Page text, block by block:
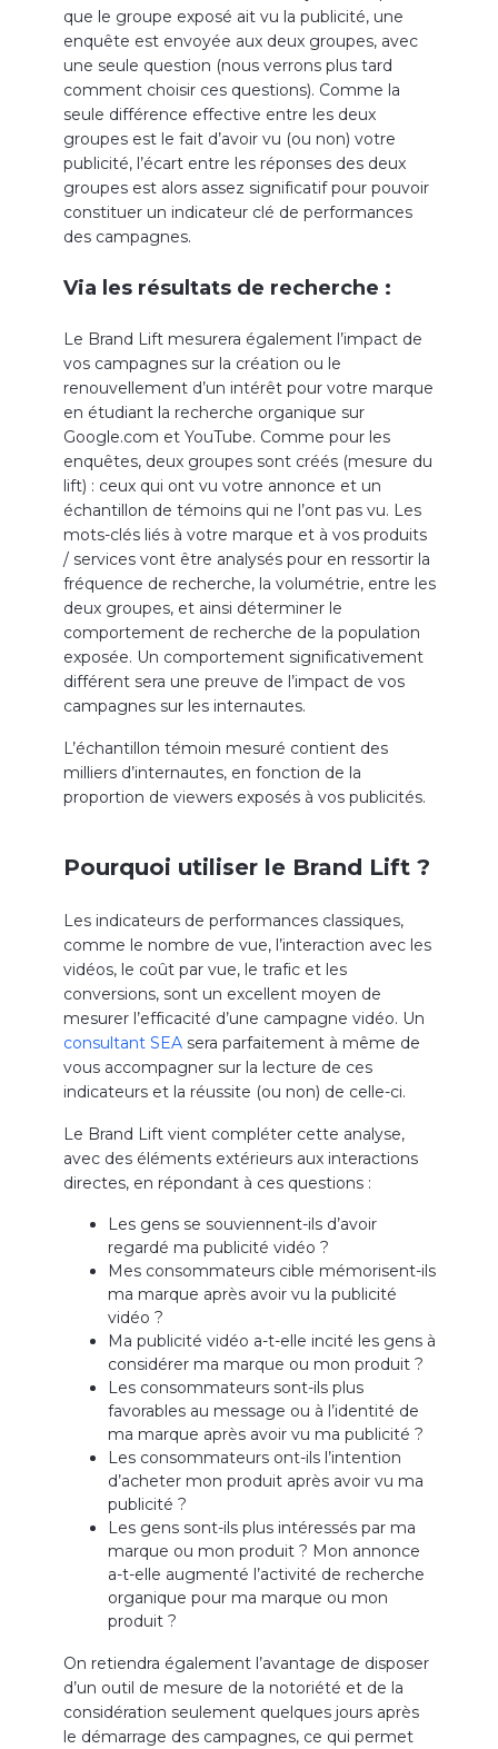
que le groupe exposé ait vu la publicité, une
enquête est envoyée aux deux groupes, avec
une seule question (nous verrons plus tard
comment choisir ces questions). Comme la
seule différence effective entre les deux
groupes est le fait d’avoir vu (ou non) votre
publicité, l’écart entre les réponses des deux
groupes est alors assez significatif pour pouvoir
constituer un indicateur clé de performances
des campagnes.
Via les résultats de recherche :
Le Brand Lift mesurera également l’impact de
vos campagnes sur la création ou le
renouvellement d’un intérêt pour votre marque
en étudiant la recherche organique sur
Google.com et YouTube. Comme pour les
enquêtes, deux groupes sont créés (mesure du
lift) : ceux qui ont vu votre annonce et un
échantillon de témoins qui ne l’ont pas vu. Les
mots-clés liés à votre marque et à vos produits
/ services vont être analysés pour en ressortir la
fréquence de recherche, la volumétrie, entre les
deux groupes, et ainsi déterminer le
comportement de recherche de la population
exposée. Un comportement significativement
différent sera une preuve de l’impact de vos
campagnes sur les internautes.
L’échantillon témoin mesuré contient des
milliers d’internautes, en fonction de la
proportion de viewers exposés à vos publicités.
Pourquoi utiliser le Brand Lift ?
Les indicateurs de performances classiques,
comme le nombre de vue, l’interaction avec les
vidéos, le coût par vue, le trafic et les
conversions, sont un excellent moyen de
mesurer l’efficacité d’une campagne vidéo. Un
consultant SEAsera parfaitement à même de
vous accompagner sur la lecture de ces
indicateurs et la réussite (ou non) de celle-ci.
Le Brand Lift vient compléter cette analyse,
avec des éléments extérieurs aux interactions
directes, en répondant à ces questions :
Les gens se souviennent-ils d’avoir
regardé ma publicité vidéo ?
Mes consommateurs cible mémorisent-ils
ma marque après avoir vu la publicité
vidéo ?
Ma publicité vidéo a-t-elle incité les gens à
considérer ma marque ou mon produit ?
Les consommateurs sont-ils plus
favorables au message ou à l’identité de
ma marque après avoir vu ma publicité ?
Les consommateurs ont-ils l’intention
d’acheter mon produit après avoir vu ma
publicité ?
Les gens sont-ils plus intéressés par ma
marque ou mon produit ? Mon annonce
a-t-elle augmenté l’activité de recherche
organique pour ma marque ou mon
produit ?
On retiendra également l’avantage de disposer
d’un outil de mesure de la notoriété et de la
considération seulement quelques jours après
le démarrage des campagnes, ce qui permet